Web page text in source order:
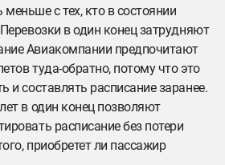
с тех, кто в состоянии
в один конец затрудняют
Авиакомпании предпочитают
туда-обратно, потому что это
и составлять расписание заранее.
в один конец позволяют
расписание без потери
приобретет ли пассажир